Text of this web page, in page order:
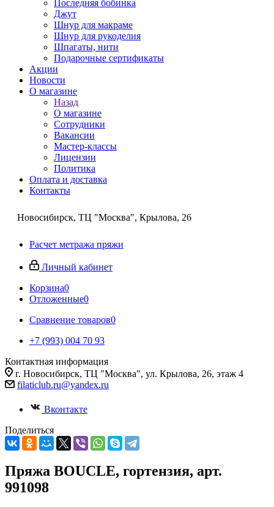
Последняя бобинка
Джут
Шнур для макраме
Шнур для рукоделия
Шпагаты, нити
Подарочные сертификаты
Акции
Новости
О магазине
Назад
О магазине
Сотрудники
Вакансии
Мастер-классы
Лицензии
Политика
Оплата и доставка
Контакты
Новосибирск, ТЦ "Москва", Крылова, 26
Расчет метража пряжи
Личный кабинет
Корзина0
Отложенные0
Сравнение товаров0
+7 (993) 004 70 93
Контактная информация
г. Новосибирск, ТЦ "Москва", ул. Крылова, 26, этаж 4
filaticlub.ru@yandex.ru
Вконтакте
Поделиться
Пряжа BOUCLE, гортензия, арт.
991098